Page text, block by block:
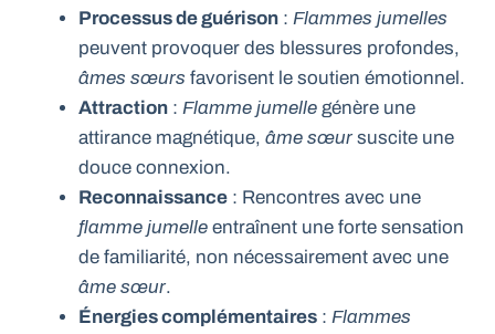
Processus de guérison : Flammes jumelles
peuvent provoquer des blessures profondes,
âmes sœurs favorisent le soutien émotionnel.
Attraction : Flamme jumelle génère une
attirance magnétique, âme sœursuscite une
douce connexion.
Reconnaissance : Rencontres avec une
flamme jumelle entraînent une forte sensation
de familiarité, non nécessairement avec une
âme sœur.
Énergies complémentaires : Flammes